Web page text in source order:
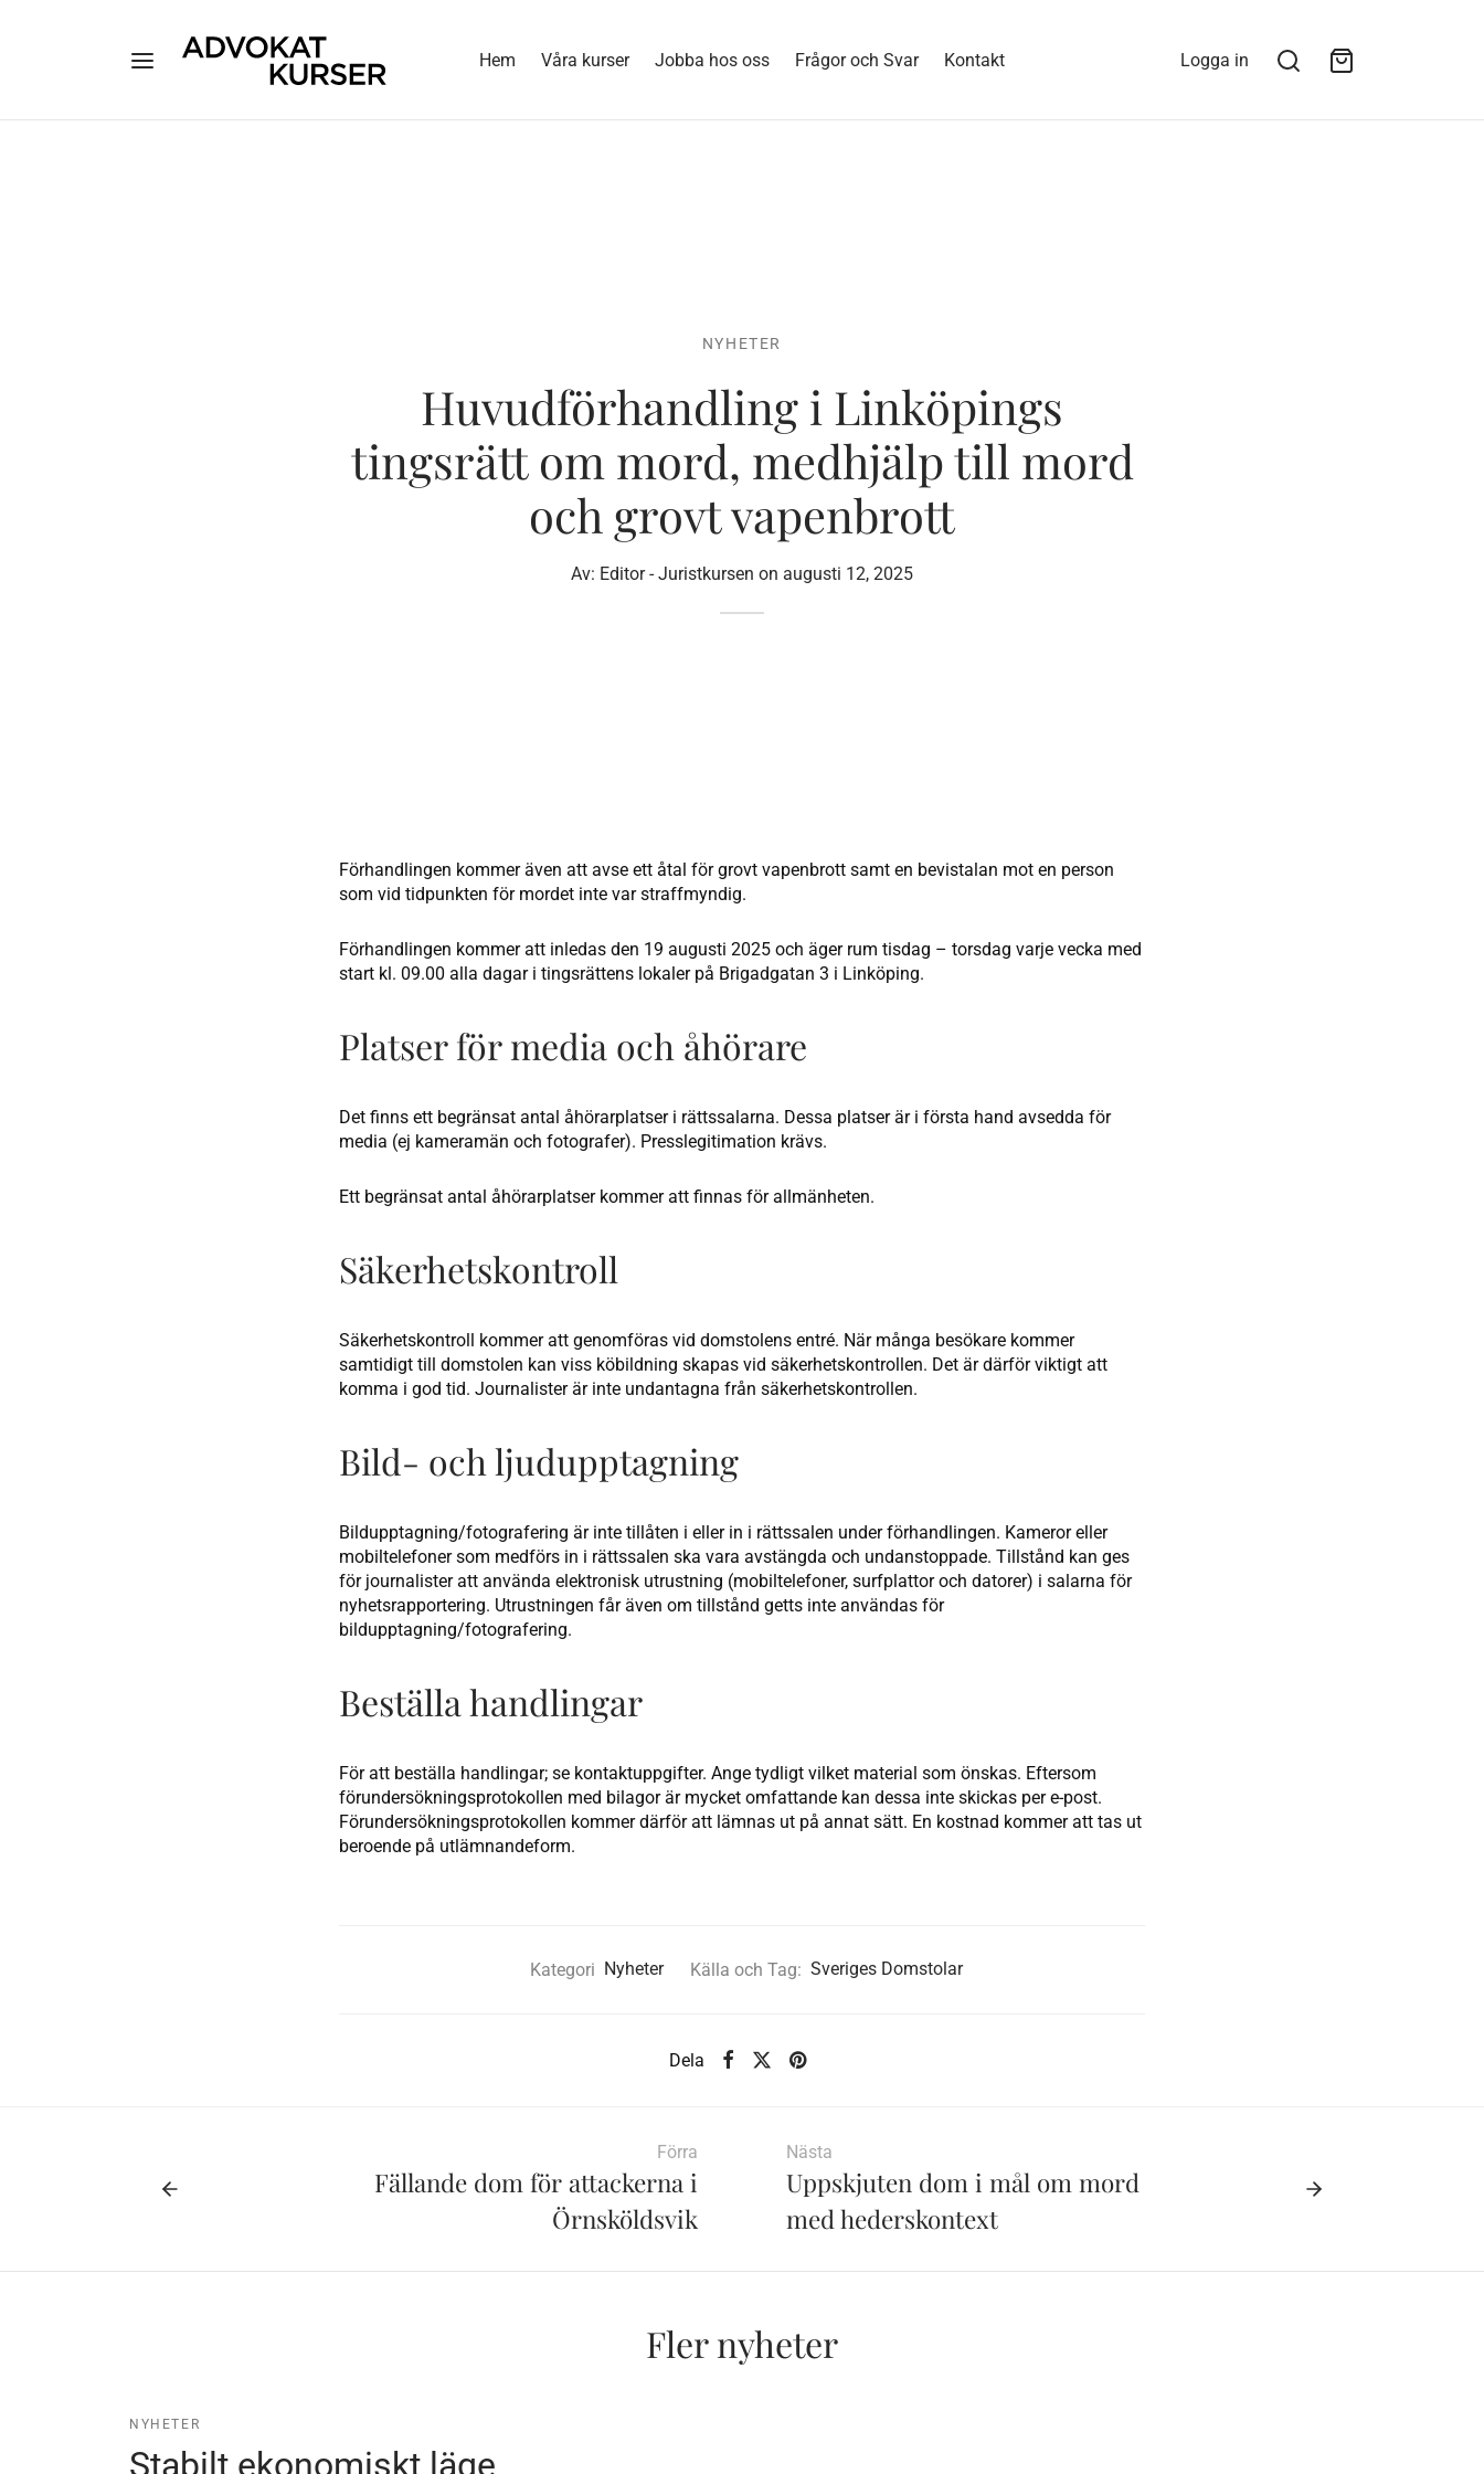
Hem Våra kurser Jobba hos oss Frågor och Svar Kontakt Logga in
NYHETER
Huvudförhandling i Linköpings
tingsrätt om mord, medhjälp till mord
och grovt vapenbrott
Av: Editor - Juristkursen on augusti 12, 2025
Förhandlingen kommer även att avse ett åtal för grovt vapenbrott samt en bevistalan mot en person
som vid tidpunkten för mordet inte var straffmyndig.
Förhandlingen kommer att inledas den 19 augusti 2025 och äger rum tisdag – torsdag varje vecka med
start kl. 09.00 alla dagar i tingsrättens lokaler på Brigadgatan 3 i Linköping.
Platser för media och åhörare
Det finns ett begränsat antal åhörarplatser i rättssalarna. Dessa platser är i första hand avsedda för
media (ej kameramän och fotografer). Presslegitimation krävs.
Ett begränsat antal åhörarplatser kommer att finnas för allmänheten.
Säkerhetskontroll
Säkerhetskontroll kommer att genomföras vid domstolens entré. När många besökare kommer
samtidigt till domstolen kan viss köbildning skapas vid säkerhetskontrollen. Det är därför viktigt att
komma i god tid. Journalister är inte undantagna från säkerhetskontrollen.
Bild- och ljudupptagning
Bildupptagning/fotografering är inte tillåten i eller in i rättssalen under förhandlingen. Kameror eller
mobiltelefoner som medförs in i rättssalen ska vara avstängda och undanstoppade. Tillstånd kan ges
för journalister att använda elektronisk utrustning (mobiltelefoner, surfplattor och datorer) i salarna för
nyhetsrapportering. Utrustningen får även om tillstånd getts inte användas för
bildupptagning/fotografering.
Beställa handlingar
För att beställa handlingar; se kontaktuppgifter. Ange tydligt vilket material som önskas. Eftersom
förundersökningsprotokollen med bilagor är mycket omfattande kan dessa inte skickas per e-post.
Förundersökningsprotokollen kommer därför att lämnas ut på annat sätt. En kostnad kommer att tas ut
beroende på utlämnandeform.
Kategori Nyheter Källa och Tag: Sveriges Domstolar
Dela
Förra
Fällande dom för attackerna i
Örnsköldsvik
Nästa
Uppskjuten dom i mål om mord
med hederskontext
Fler nyheter
NYHETER
Stabilt ekonomiskt läge